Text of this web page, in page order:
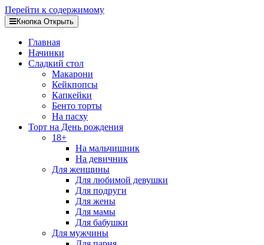
Перейти к содержимому
Кнопка Открыть
Главная
Начинки
Сладкий стол
Макарони
Кейкпопсы
Капкейки
Бенто торты
На пасху
Торт на День рождения
18+
На мальчишник
На девичник
Для женщины
Для любимой девушки
Для подруги
Для жены
Для мамы
Для бабушки
Для мужчины